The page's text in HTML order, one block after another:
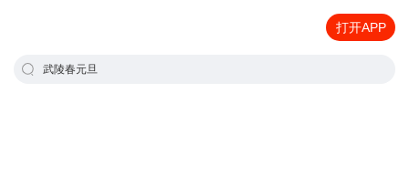
打开APP
武陵春元旦